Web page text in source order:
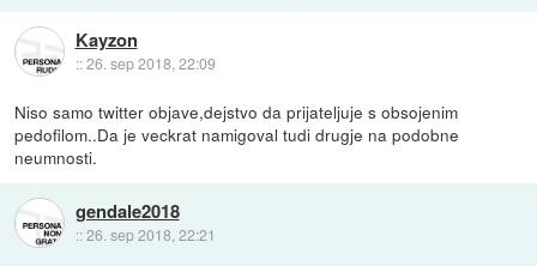
Kayzon
::26. sep 2018, 22:09
Niso samo twitter objave,dejstvo da prijateljuje s obsojenim
pedofilom..Da je veckrat namigoval tudi drugje na podobne
neumnosti.
gendale2018
::26. sep 2018, 22:21